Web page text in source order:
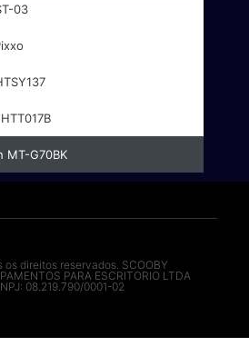
03
MT-G70BK
direitos reservados. SCOOBY
PARA ESCRITORIO LTDA
08.219.790/0001-02